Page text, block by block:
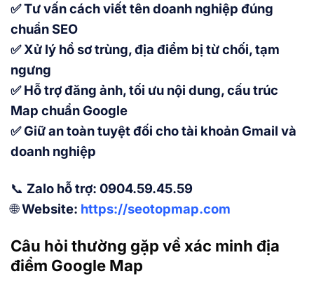
✅Tư vấn cách viết tên doanh nghiệp đúng
chuẩn SEO
✅Xử lý hồ sơ trùng, địa điểm bị từ chối, tạm
ngưng
✅Hỗ trợ đăng ảnh, tối ưu nội dung, cấu trúc
Map chuẩn Google
✅Giữ an toàn tuyệt đối cho tài khoản Gmail và
doanh nghiệp
📞 Zalo hỗ trợ: 0904.59.45.59
🌐Website: https://seotopmap.com
Câu hỏi thường gặp về xác minh địa
điểm Google Map